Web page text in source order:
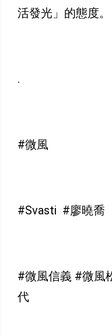
活發光」的態度。
.
#微風
#Svasti #廖曉喬
#微風信義 #微風
代